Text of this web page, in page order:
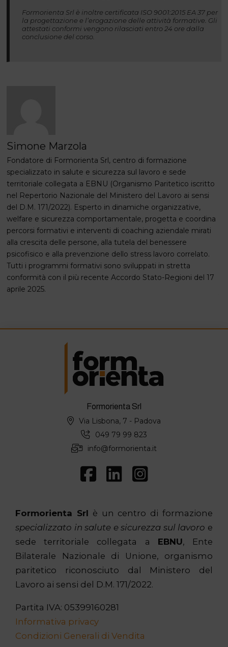
Formorienta Srl è inoltre certificata ISO 9001:2015 EA 37 per
la progettazione e l’erogazione delle attività formative. Gli
attestati conformi vengono rilasciati entro 24 ore dalla
conclusione del corso.
Simone Marzola
Fondatore di Formorienta Srl, centro di formazione
specializzato in salute e sicurezza sul lavoro e sede
territoriale collegata a EBNU (Organismo Paritetico iscritto
nel Repertorio Nazionale del Ministero del Lavoro ai sensi
del D.M. 171/2022). Esperto in dinamiche organizzative,
welfare e sicurezza comportamentale, progetta e coordina
percorsi formativi e interventi di coaching aziendale mirati
alla crescita delle persone, alla tutela del benessere
psicofisico e alla prevenzione dello stress lavoro correlato.
Tutti i programmi formativi sono sviluppati in stretta
conformità con il più recente Accordo Stato-Regioni del 17
aprile 2025.
Formorienta Srl
Via Lisbona, 7 - Padova
049 79 99 823
info@formorienta.it
Formorienta Srl è un centro di formazione
specializzato in salute e sicurezza sul lavoro e
sede territoriale collegata a EBNU, Ente
Bilaterale Nazionale di Unione, organismo
paritetico riconosciuto dal Ministero del
Lavoro ai sensi del D.M. 171/2022.
Partita IVA: 05399160281
Informativa privacy
Condizioni Generali di Vendita